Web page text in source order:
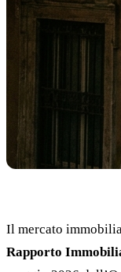
Il mercato
Rapporto